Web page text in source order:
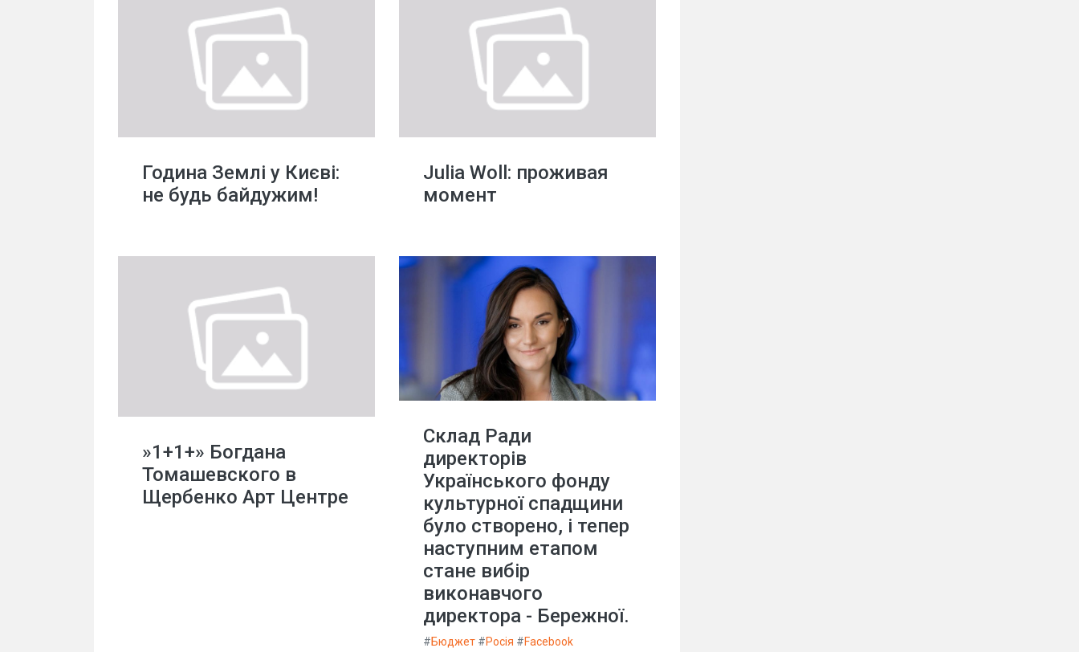
Година Землі у Києві:
не будь байдужим!
Julia Woll: проживая
момент
»1+1+» Богдана
Томашевского в
Щербенко Арт Центре
Склад Ради
директорів
Українського фонду
культурної спадщини
було створено, і тепер
наступним етапом
стане вибір
виконавчого
директора - Бережної.
#Бюджет #Росія #Facebook